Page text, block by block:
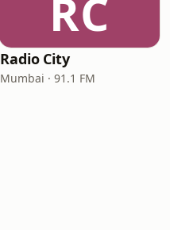
RC
Radio City
Mumbai · 91.1 FM